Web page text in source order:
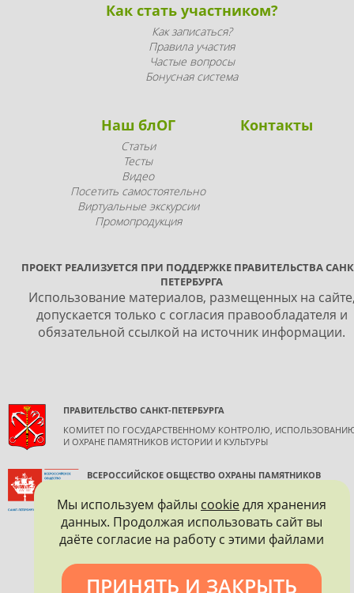
Как стать участником?
Как записаться?
Правила участия
Частые вопросы
Бонусная система
Наш блОГ
Статьи
Тесты
Видео
Посетить самостоятельно
Виртуальные экскурсии
Промопродукция
Контакты
ПРОЕКТ РЕАЛИЗУЕТСЯ ПРИ ПОДДЕРЖКЕ ПРАВИТЕЛЬСТВА
ПЕТЕРБУРГА
Использование материалов, размещенных на
допускается только с согласия правообладателя и
обязательной ссылкой на источник информации.
ПРАВИТЕЛЬСТВО САНКТ-ПЕТЕРБУРГА
КОМИТЕТ ПО ГОСУДАРСТВЕННОМУ КОНТРОЛЮ,
И ОХРАНЕ ПАМЯТНИКОВ ИСТОРИИ И КУЛЬТУРЫ
ВСЕРОССИЙСКОЕ ОБЩЕСТВО ОХРАНЫ ПАМЯТНИКОВ
САНКТ-ПЕТЕРБУРГСКОЕ ГОРОДСКОЕ ОТДЕЛЕНИЕ
Мы используем файлы cookieдля хранения
данных. Продолжая использовать сайт вы
даёте согласие на работу с этими файлами
ПРИНЯТЬ И ЗАКРЫТЬ